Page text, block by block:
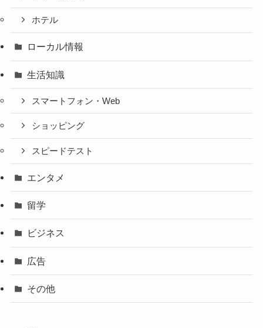
ホテル
ローカル情報
生活知識
スマートフォン・Web
ショッピング
スピードテスト
エンタメ
留学
ビジネス
広告
その他